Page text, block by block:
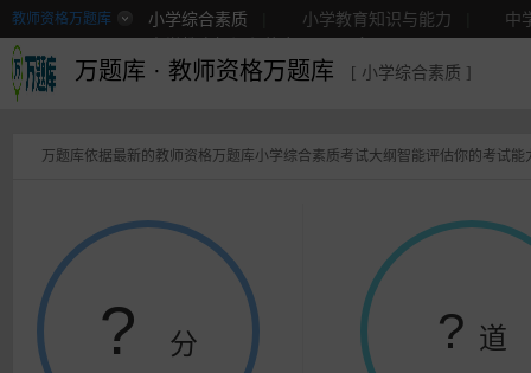
教师资格万题库 小学综合素质 小学教育知识与能力
中
万题库 · 教师资格万题库 [ 小学综合素质 ]
万题库依据最新的教师资格万题库小学综合素质考试大纲智能评估你的考试能
? 分 ? 道